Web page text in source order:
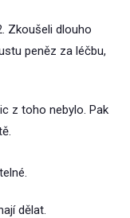
Zkoušeli dlouho
peněz za léčbu,
z toho nebylo. Pak
dělat.